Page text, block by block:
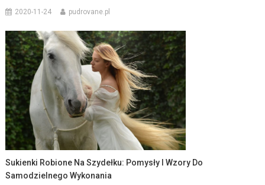
2020-11-24 pudrovane.pl
Sukienki Robione Na Szydełku: Pomysły I Wzory Do
Samodzielnego Wykonania